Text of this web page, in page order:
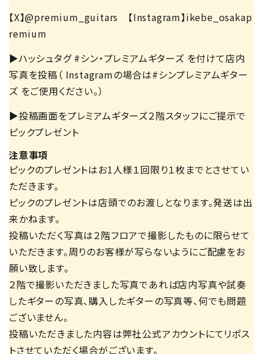
【X】@premium_guitars 【Instagram】ikebe_osakap
remium
▶ハッシュタグ #シン・プレミアムギターズ を付けて店内
写真を投稿（ Instagramの場合は#シンプレミアムギター
ズ をご使用ください。）
▶投稿画面をプレミアムギターズ２階スタッフにご提示で
ピックプレゼント
注意事項
ピックのプレゼントはお1人様１回限り１枚までとさせてい
ただきます。
ピックのプレゼントは店頭でのお渡しとなります。発送は出
来かねます。
投稿いただく写真は２階フロアで撮影したものに限らせて
いただきます。周りのお客様が写らないようにご配慮をお
願い致します。
２階で撮影いただきました写真であれば店内写真や試奏
したギターの写真、購入したギターの写真等、何でも問題
ございません。
投稿いただきました内容は弊社公式アカウントにてリポス
トさせていただく場合がございます。